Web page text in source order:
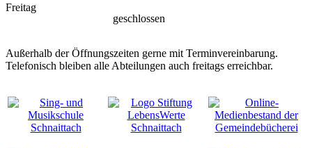
Freitag
geschlossen
Außerhalb der Öffnungszeiten gerne mit Terminvereinbarung.
Telefonisch bleiben alle Abteilungen auch freitags erreichbar.